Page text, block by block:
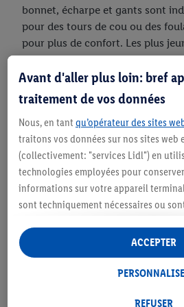
bonnet, écharpe et gants sont
pour des tours de cou ou des
pour plus de confort. Les plus
généralement les moufles, tandis
aiment la liberté des gants.
Hiberne pour les
d'extérieur
Pour que les vêtements
longtemps, lave-les à basse
adoucissant. Imprégnez les
protection contre l'eau. Lorsque
Avant d'aller plus loin: bref
traitement de vos données
Nous, en tant qu’opérateur des sites
traitons vos données sur nos sites
(collectivement: "services Lidl") en
technologies employées pour
informations sur votre appareil
sont techniquement nécessaires ou
des statistiques ou pour des publicités
et en dehors des services Lidl. Si vous
Lidl Plus, les données issues de votre
Sous « Personnaliser », vous pouvez
REFUSER
ACCEPTER